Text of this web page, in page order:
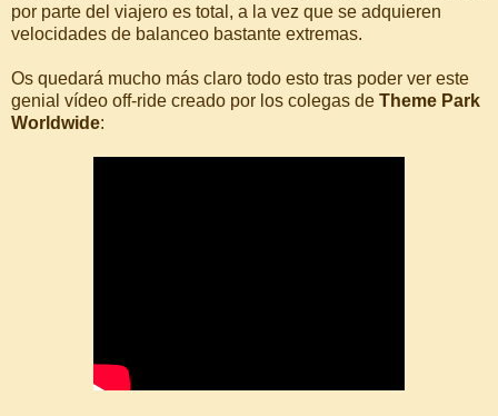
por parte del viajero es total, a la vez que se adquieren
velocidades de balanceo bastante extremas.
Os quedará mucho más claro todo esto tras poder ver este
genial vídeo off-ride creado por los colegas de Theme Park
Worldwide: